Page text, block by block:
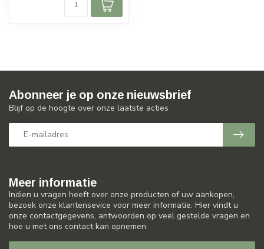
Meer informatie
Indien u vragen heeft over onze producten of uw aankopen,
bezoek onze klantensevice voor meer informatie. Hier vindt u
onze contactgegevens, antwoorden op veel gestelde vragen en
hoe u met ons contact kan opnemen.
Abonneer je op onze nieuwsbrief
Blijf op de hoogte over onze laatste acties